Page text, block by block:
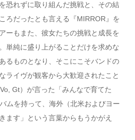
恐れずに取り組んだ挑戦と、その結
ろだったとも言える『MIRROR』を
ーもまた、彼女たちの挑戦と成長を
単純に盛り上がることだけを求めな
るものとなり、そこにこそバンドの
ライヴが観客から大歓迎されたこと
Gt）が言った「みんなで育てた
ムを持って、海外（北米およびヨー
ます」という言葉からもうかがえ